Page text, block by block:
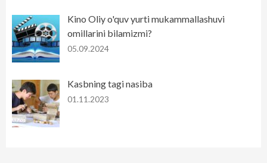
Kino Oliy o'quv yurti mukammallashuvi
omillarini bilamizmi?
05.09.2024
Kasbning tagi nasiba
01.11.2023